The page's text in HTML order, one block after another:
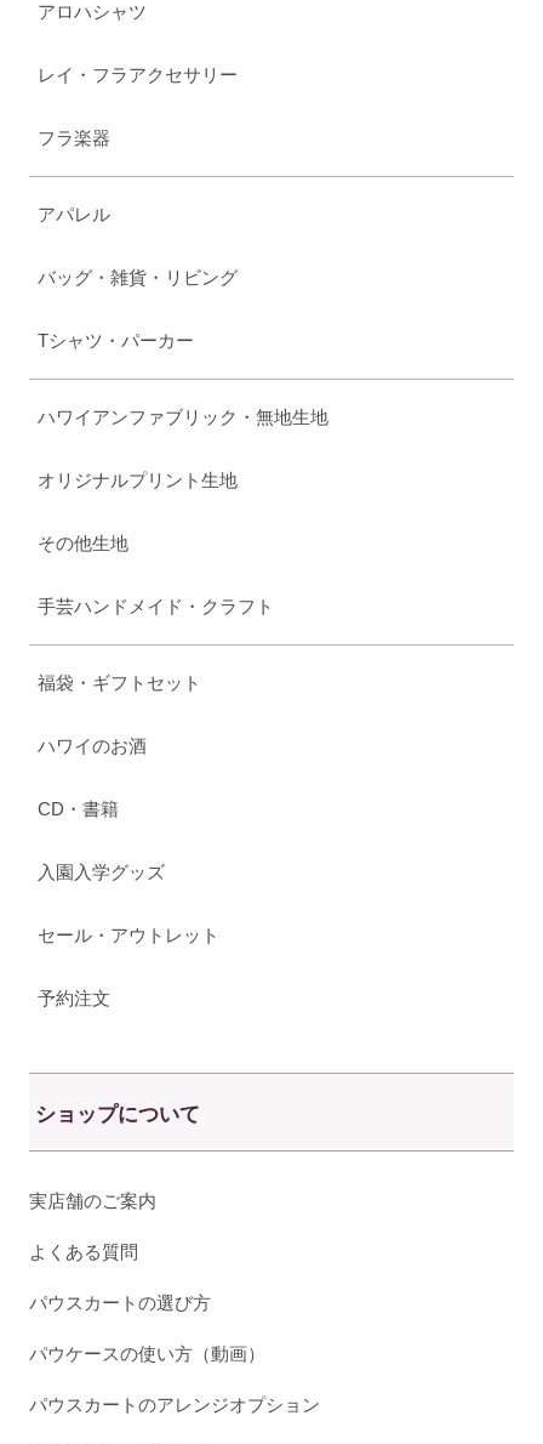
アロハシャツ
レイ・フラアクセサリー
フラ楽器
アパレル
バッグ・雑貨・リビング
Tシャツ・パーカー
ハワイアンファブリック・無地生地
オリジナルプリント生地
その他生地
手芸ハンドメイド・クラフト
福袋・ギフトセット
ハワイのお酒
CD・書籍
入園入学グッズ
セール・アウトレット
予約注文
ショップについて
実店舗のご案内
よくある質問
パウスカートの選び方
パウケースの使い方（動画）
パウスカートのアレンジオプション